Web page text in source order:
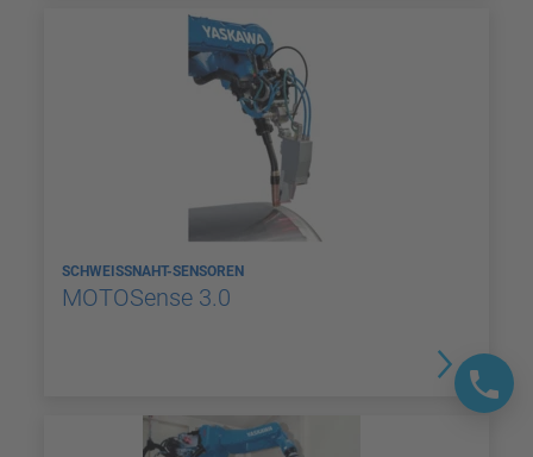
SCHWEISSNAHT-SENSOREN
MOTOSense 3.0